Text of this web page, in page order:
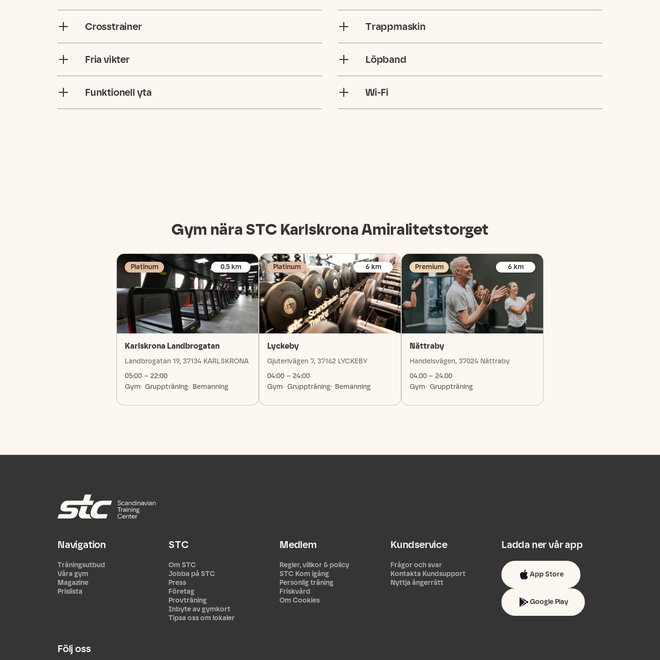
Crosstrainer
Fria vikter
Funktionell yta
Trappmaskin
Löpband
Wi-Fi
Gym nära STC Karlskrona Amiralitetstorget
Platinum 0.5km
Karlskrona Landbrogatan
Landbrogatan 19, 37134 KARLSKRONA
05:00 – 22:00
Gym Gruppträning Bemanning
Platinum 6 km
Lyckeby
Gjuterivägen 7, 37162 LYCKEBY
04:00 – 24:00
Gym Gruppträning Bemanning
Premium 6 km
Nättraby
Handelsvägen, 37024 Nättraby
04.00 – 24.00
Gym Gruppträning
Navigation
Träningsutbud
Våra gym
Magazine
Prislista
STC
Om STC
Jobba på STC
Press
Företag
Provträning
Inbyte av gymkort
Tipsa oss om lokaler
Medlem
Regler, villkor & policy
STC Kom igång
Personlig träning
Friskvård
Om Cookies
Kundservice
Frågor och svar
Kontakta Kundsupport
Nyttja ångerrätt
Ladda ner vår app
App Store
Google Play
Följ oss